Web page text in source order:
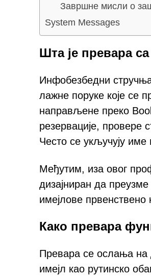
Завршне мисли о
System Messages
Шта је превара
Инфобезбедни
лажне поруке које се
направљене преко
резервације, провере
Често се укључују
Међутим, иза овог
дизајниран да
имејлове
Како превара
Превара се ослања на
имејл као рутинско